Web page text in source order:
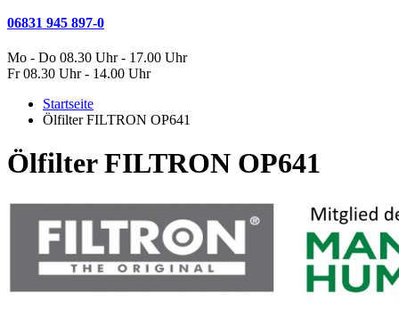
06831 945 897-0
Mo - Do 08.30 Uhr - 17.00 Uhr
Fr 08.30 Uhr - 14.00 Uhr
Startseite
Ölfilter FILTRON OP641
Ölfilter FILTRON OP641